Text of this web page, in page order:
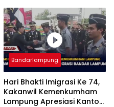
Bandarlampung
Hari Bhakti Imigrasi Ke 74,
Kakanwil Kemenkumham
Lampung Apresiasi Kantor